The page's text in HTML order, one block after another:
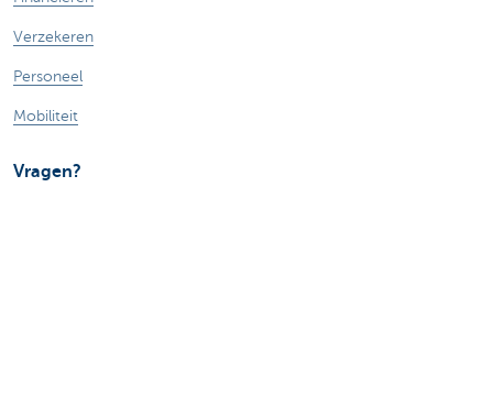
Verzekeren
Personeel
Mobiliteit
Vragen?